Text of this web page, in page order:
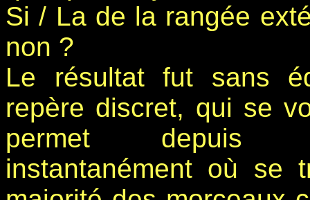
Si / La de la rangée
non ?
Le résultat fut sans
repère discret, qui se
permet depuis
instantanément où se